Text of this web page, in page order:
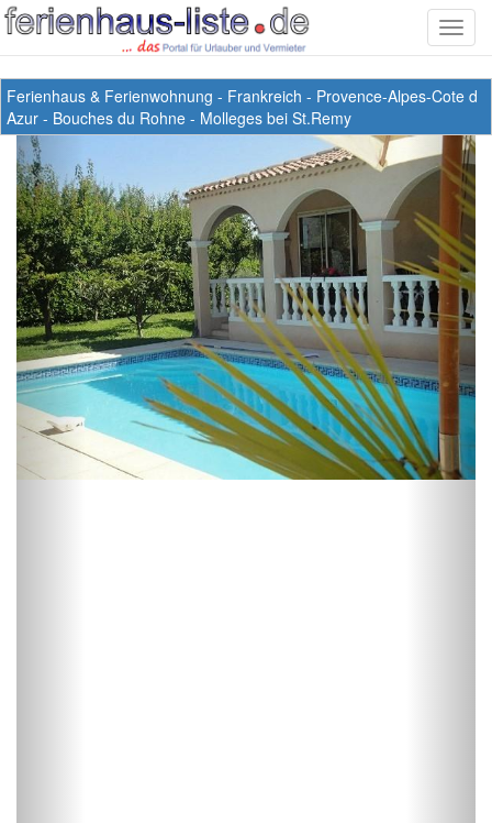
Ferienhaus & Ferienwohnung - Frankreich - Provence-Alpes-Cote d
Azur - Bouches du Rohne - Molleges bei St.Remy